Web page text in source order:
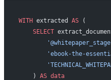
WITH extracted AS (
    SELECT
'ebook-the-
    )
AS data